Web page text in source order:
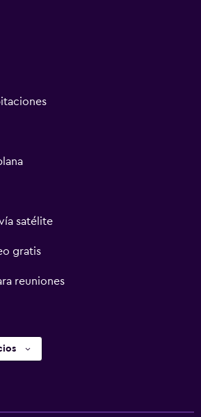
satélite
gratis
reuniones